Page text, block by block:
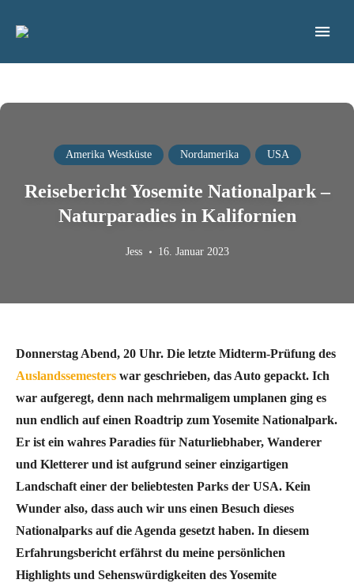
Amerika Westküste Nordamerika USA
Reisebericht Yosemite Nationalpark –
Naturparadies in Kalifornien
Jess 16. Januar 2023
Donnerstag Abend, 20 Uhr. Die letzte Midterm-Prüfung des
Auslandssemesters war geschrieben, das Auto gepackt. Ich
war aufgeregt, denn nach mehrmaligem umplanen ging es
nun endlich auf einen Roadtrip zum Yosemite Nationalpark.
Er ist ein wahres Paradies für Naturliebhaber, Wanderer
und Kletterer und ist aufgrund seiner einzigartigen
Landschaft einer der beliebtesten Parks der USA. Kein
Wunder also, dass auch wir uns einen Besuch dieses
Nationalparks auf die Agenda gesetzt haben. In diesem
Erfahrungsbericht erfährst du meine persönlichen
Highlights und Sehenswürdigkeiten des Yosemite